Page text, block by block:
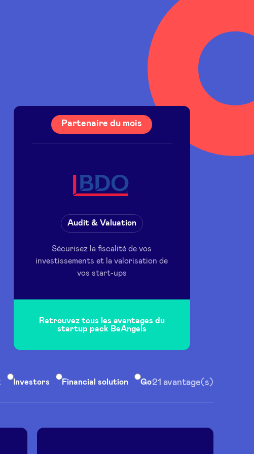
Partenaire du mois
BDOAudit & Valuation
Sécurisez la fiscalité de vos
investissements et la valorisation de
vos start-ups
Retrouvez tous les avantages du
startup pack BeAngels
Investors Financial solution Governance Human
21 avantage(s)